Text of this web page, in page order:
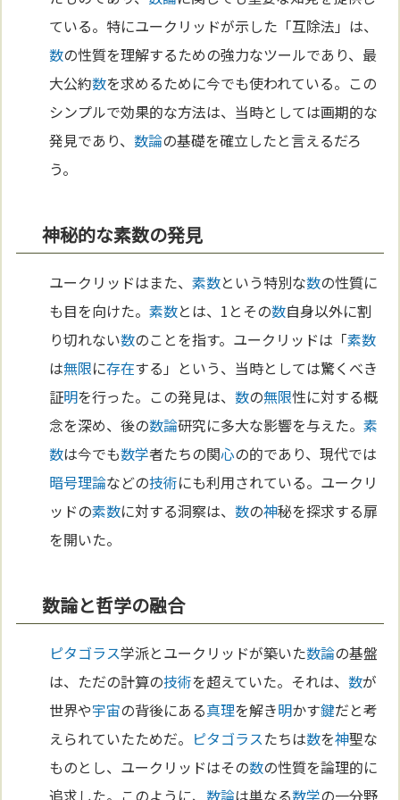
ている。特にユークリッドが示した「互除法」は、
数の性質を理解するための強力なツールであり、最
大公約数を求めるために今でも使われている。この
シンプルで効果的な方法は、当時としては画期的な
発見であり、数論の基礎を確立したと言えるだろ
う。
神秘的な素数の発見
ユークリッドはまた、素数という特別な数の性質に
も目を向けた。素数とは、1とその数自身以外に割
り切れない数のことを指す。ユークリッドは「素数
は無限に存在する」という、当時としては驚くべき
証明を行った。この発見は、数の無限性に対する概
念を深め、後の数論研究に多大な影響を与えた。素
数は今でも数学者たちの関心の的であり、現代では
暗号理論などの技術にも利用されている。ユークリ
ッドの素数に対する洞察は、数の神秘を探求する扉
を開いた。
数論と哲学の融合
ピタゴラス学派とユークリッドが築いた数論の基盤
は、ただの計算の技術を超えていた。それは、数が
世界や宇宙の背後にある真理を解き明かす鍵だと考
えられていたためだ。 ピタゴラスたちは数を神聖な
ものとし、ユークリッドはその数の性質を論理的に
追求した。このように、数論は単なる数学の一分野